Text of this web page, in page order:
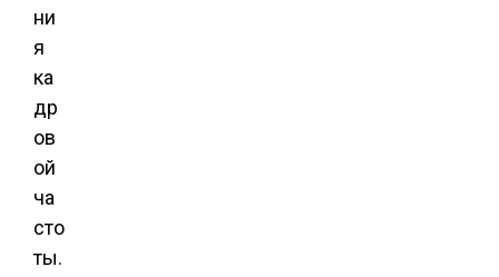
ни
я
ка
др
ов
ой
ча
сто
ты.